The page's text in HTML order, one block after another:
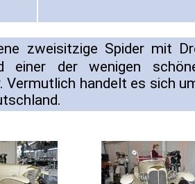
zweisitzige Spider mit
einer der wenigen
Vermutlich handelt es sich